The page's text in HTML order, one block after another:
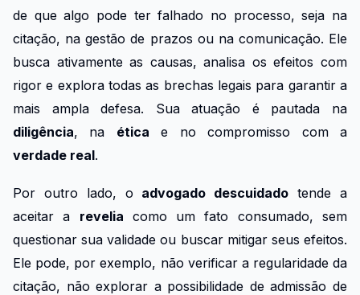
de que algo pode ter falhado no processo, seja na
citação, na gestão de prazos ou na comunicação. Ele
busca ativamente as causas, analisa os efeitos com
rigor e explora todas as brechas legais para garantir a
mais ampla defesa. Sua atuação é pautada na
diligência, na ética e no compromisso com a
verdade real.
Por outro lado, o advogado descuidado tende a
aceitar a revelia como um fato consumado, sem
questionar sua validade ou buscar mitigar seus efeitos.
Ele pode, por exemplo, não verificar a regularidade da
citação, não explorar a possibilidade de admissão de